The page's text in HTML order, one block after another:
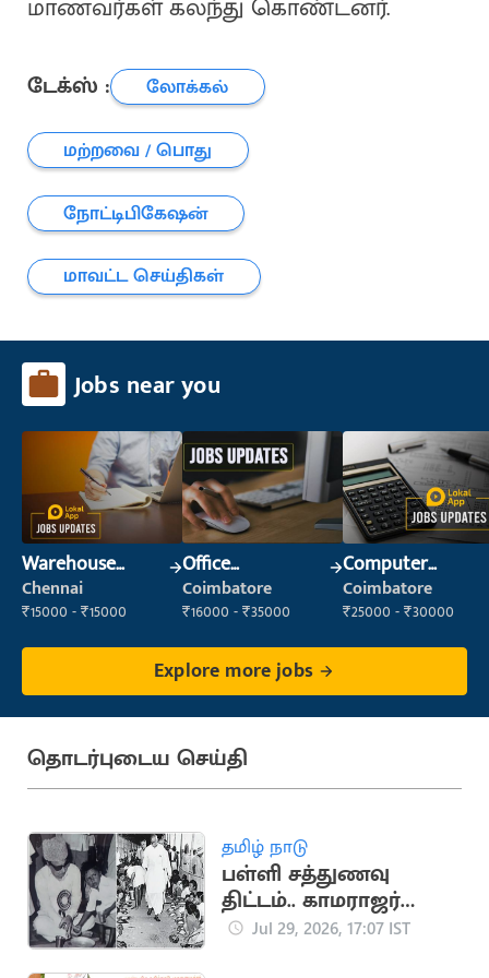
மாணவர்கள் கலந்து கொண்டனர்.
டேக்ஸ் :
லோக்கல்
மற்றவை / பொது
நோட்டிபிகேஷன்
மாவட்ட செய்திகள்
Jobs near you
Warehouse
Supervisor
(Warehouse &
Chennai
₹15000 - ₹15000
Office
Administrator
Coimbatore
₹16000 - ₹35000
Computer
Operator
Coimbatore
₹25000 - ₹30000
Explore more jobs
தொடர்புடைய செய்தி
தமிழ் நாடு
பள்ளி சத்துணவு
திட்டம்.. காமராஜர்
தொடங்கி
Jul 29, 2026, 17:07 IST